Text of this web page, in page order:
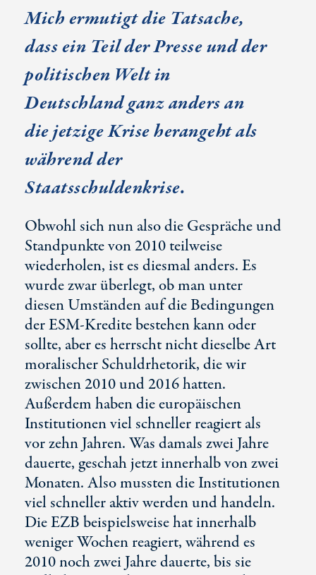
Mich ermutigt die Tatsache,
dass ein Teil der Presse und der
politischen Welt in
Deutschland ganz anders an
die jetzige Krise herangeht als
während der
Staatsschuldenkrise.
Obwohl sich nun also die Gespräche und
Standpunkte von 2010 teilweise
wiederholen, ist es diesmal anders. Es
wurde zwar überlegt, ob man unter
diesen Umständen auf die Bedingungen
der ESM-Kredite bestehen kann oder
sollte, aber es herrscht nicht dieselbe Art
moralischer Schuldrhetorik, die wir
zwischen 2010 und 2016 hatten.
Außerdem haben die europäischen
Institutionen viel schneller reagiert als
vor zehn Jahren. Was damals zwei Jahre
dauerte, geschah jetzt innerhalb von zwei
Monaten. Also mussten die Institutionen
viel schneller aktiv werden und handeln.
Die EZB beispielsweise hat innerhalb
weniger Wochen reagiert, während es
2010 noch zwei Jahre dauerte, bis sie